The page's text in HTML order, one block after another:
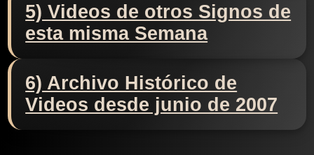
5) Videos de otros Signos de
esta misma Semana
6) Archivo Histórico de
Videos desde junio de 2007